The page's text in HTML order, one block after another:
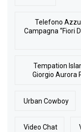
Telefono
Campagna “Fiori
Tempation
Giorgio Aurora
Urban Cowboy
Video Chat